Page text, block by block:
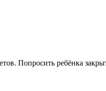
Попросить ребёнка